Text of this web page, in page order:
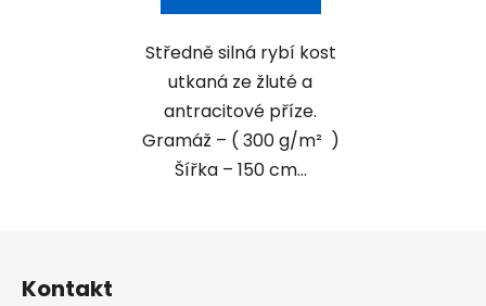
Středně silná rybí kost
utkaná ze žluté a
antracitové příze.
Gramáž – ( 300 g/m² )
Šířka – 150 cm...
Kontakt